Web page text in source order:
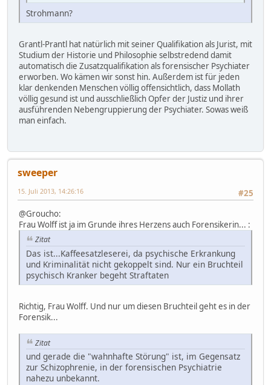
Strohmann?
Grantl-Prantl hat natürlich mit seiner Qualifikation als Jurist, mit
Studium der Historie und Philosophie selbstredend damit
automatisch die Zusatzqualifikation als forensischer Psychiater
erworben. Wo kämen wir sonst hin. Außerdem ist für jeden
klar denkenden Menschen völlig offensichtlich, dass Mollath
völlig gesund ist und ausschließlich Opfer der Justiz und ihrer
ausführenden Nebengruppierung der Psychiater. Sowas weiß
man einfach.
sweeper
#25
15. Juli 2013, 14:26:16
@Groucho:
Frau Wolff ist ja im Grunde ihres Herzens auch Forensikerin... :
Zitat
Das ist...Kaffeesatzleserei, da psychische Erkrankung
und Kriminalität nicht gekoppelt sind. Nur ein Bruchteil
psychisch Kranker begeht Straftaten
Richtig, Frau Wolff. Und nur um diesen Bruchteil geht es in der
Forensik...
Zitat
und gerade die "wahnhafte Störung" ist, im Gegensatz
zur Schizophrenie, in der forensischen Psychiatrie
nahezu unbekannt.